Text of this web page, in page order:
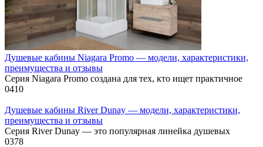
Душевые кабины Niagara Promo — модели, характеристики,
преимущества и отзывы
Серия Niagara Promo создана для тех, кто ищет практичное
0410
Душевые кабины River Dunay — модели, характеристики,
преимущества и отзывы
Серия River Dunay — это популярная линейка душевых
0378